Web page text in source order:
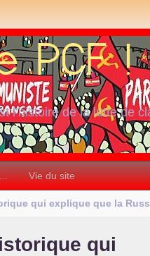
l’histoire de la lutte de
Vie du site
qui explique que la
qui